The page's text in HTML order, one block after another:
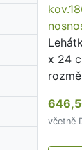
x 24
včetně